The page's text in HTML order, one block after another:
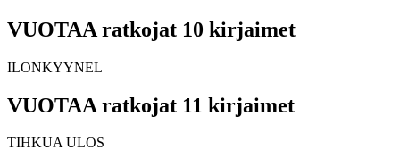
VUOTAA ratkojat 10 kirjaimet
ILONKYYNEL
VUOTAA ratkojat 11 kirjaimet
TIHKUA ULOS